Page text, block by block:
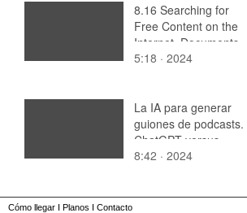
8.16 Searching for
Free Content on the
Internet. Documents
5:18 · 2024
La IA para generar
guiones de podcasts.
ChatGPT versus
Gemini
8:42 · 2024
Cómo llegar I Planos I Contacto